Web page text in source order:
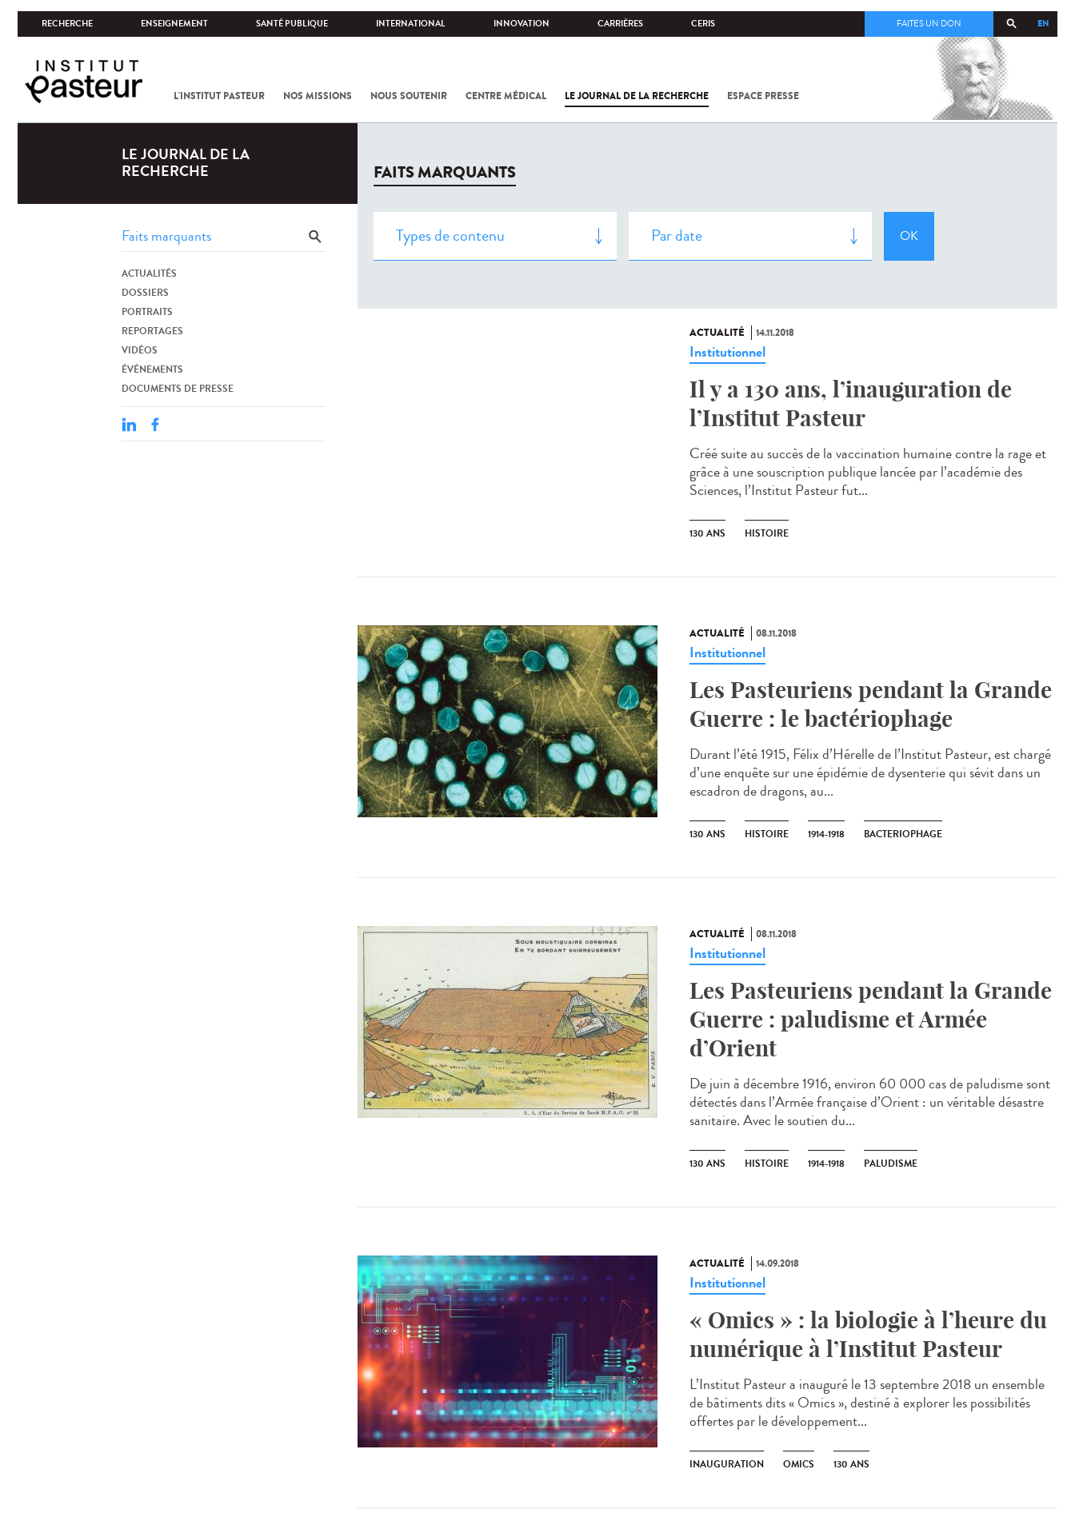
RECHERCHE ENSEIGNEMENT SANTÉ PUBLIQUE INTERNATIONAL INNOVATION CARRIÈRES CERIS EN
FAITES UN DON
L'INSTITUT PASTEUR NOS MISSIONS NOUS SOUTENIR CENTRE MÉDICAL LE JOURNAL DE LA RECHERCHE ESPACE PRESSE
COV-2 /
LE JOURNAL DE LA
RECHERCHE
ACTUALITÉS
DOSSIERS
PORTRAITS
REPORTAGES
VIDÉOS
ÉVÉNEMENTS
DOCUMENTS DE PRESSE
FAITS MARQUANTS
ACTUALITÉ 14.11.2018
Institutionnel
Il y a 130 ans, l’inauguration de
l’Institut Pasteur
Créé suite au succès de la vaccination humaine contre la rage et
grâce à une souscription publique lancée par l’académie des
Sciences, l’Institut Pasteur fut...
130 ANS HISTOIRE
ACTUALITÉ 08.11.2018
Institutionnel
Les Pasteuriens pendant la Grande
Guerre : le bactériophage
Durant l’été 1915, Félix d’Hérelle de l’Institut Pasteur, est chargé
d’une enquête sur une épidémie de dysenterie qui sévit dans un
escadron de dragons, au...
130 ANS HISTOIRE 1914-1918 BACTERIOPHAGE
ACTUALITÉ 08.11.2018
Institutionnel
Les Pasteuriens pendant la Grande
Guerre : paludisme et Armée
d’Orient
De juin à décembre 1916, environ 60 000 cas de paludisme sont
détectés dans l’Armée française d’Orient : un véritable désastre
sanitaire. Avec le soutien du...
130 ANS HISTOIRE 1914-1918 PALUDISME
ACTUALITÉ 14.09.2018
Institutionnel
« Omics » : la biologie à l’heure du
numérique à l’Institut Pasteur
L’Institut Pasteur a inauguré le 13 septembre 2018 un ensemble
de bâtiments dits « Omics », destiné à explorer les possibilités
offertes par le développement...
INAUGURATION OMICS 130 ANS